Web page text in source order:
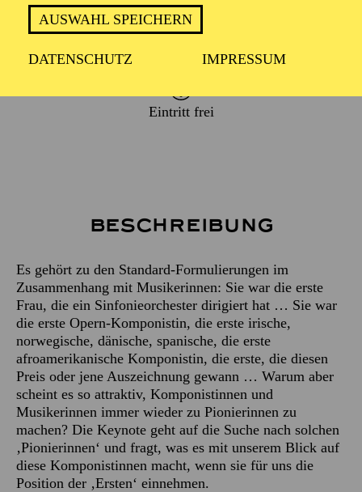
AUSWAHL SPEICHERN
DATENSCHUTZ IMPRESSUM
Eintritt frei
Beschreibung
Es gehört zu den Standard-Formulierungen im
Zusammenhang mit Musikerinnen: Sie war die erste
Frau, die ein Sinfonieorchester dirigiert hat … Sie war
die erste Opern-Komponistin, die erste irische,
norwegische, dänische, spanische, die erste
afroamerikanische Komponistin, die erste, die diesen
Preis oder jene Auszeichnung gewann … Warum aber
scheint es so attraktiv, Komponistinnen und
Musikerinnen immer wieder zu Pionierinnen zu
machen? Die Keynote geht auf die Suche nach solchen
‚Pionierinnen‘ und fragt, was es mit unserem Blick auf
diese Komponistinnen macht, wenn sie für uns die
Position der ‚Ersten‘ einnehmen.